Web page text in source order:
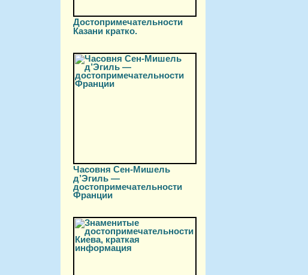
Достопримечательности
Казани кратко.
Часовня Сен-Мишель
д’Эгиль —
достопримечательности
Франции